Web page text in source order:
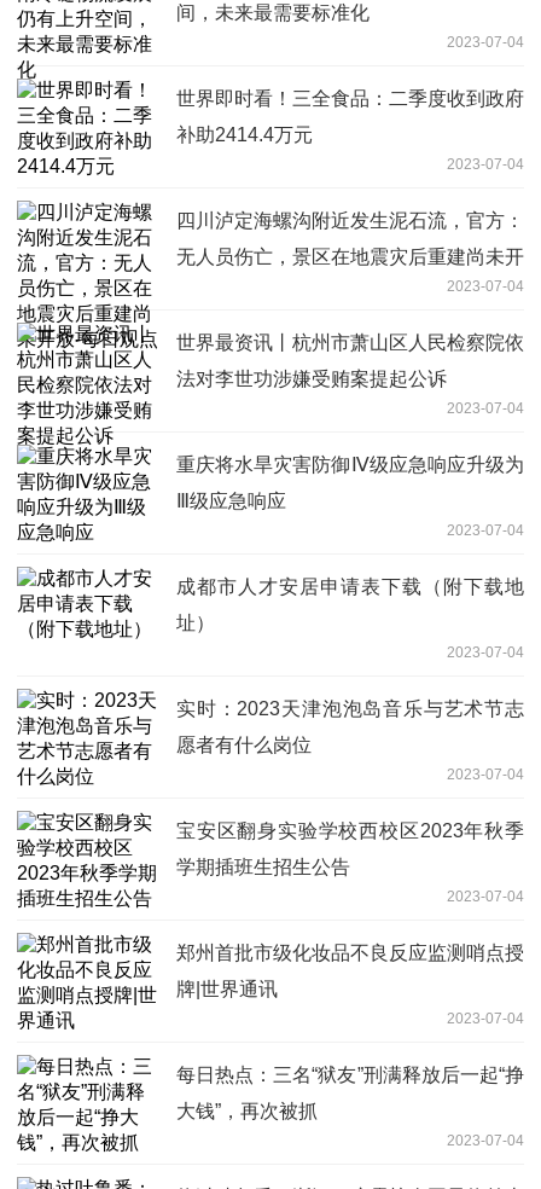
间，未来最需要标准化
2023-07-04
世界即时看！三全食品：二季度收到政府
补助2414.4万元
2023-07-04
四川泸定海螺沟附近发生泥石流，官方：
无人员伤亡，景区在地震灾后重建尚未开
2023-07-04
世界最资讯丨杭州市萧山区人民检察院依
法对李世功涉嫌受贿案提起公诉
2023-07-04
重庆将水旱灾害防御Ⅳ级应急响应升级为
Ⅲ级应急响应
2023-07-04
成都市人才安居申请表下载（附下载地
址）
2023-07-04
实时：2023天津泡泡岛音乐与艺术节志
愿者有什么岗位
2023-07-04
宝安区翻身实验学校西校区2023年秋季
学期插班生招生公告
2023-07-04
郑州首批市级化妆品不良反应监测哨点授
牌|世界通讯
2023-07-04
每日热点：三名“狱友”刑满释放后一起“挣
大钱”，再次被抓
2023-07-04